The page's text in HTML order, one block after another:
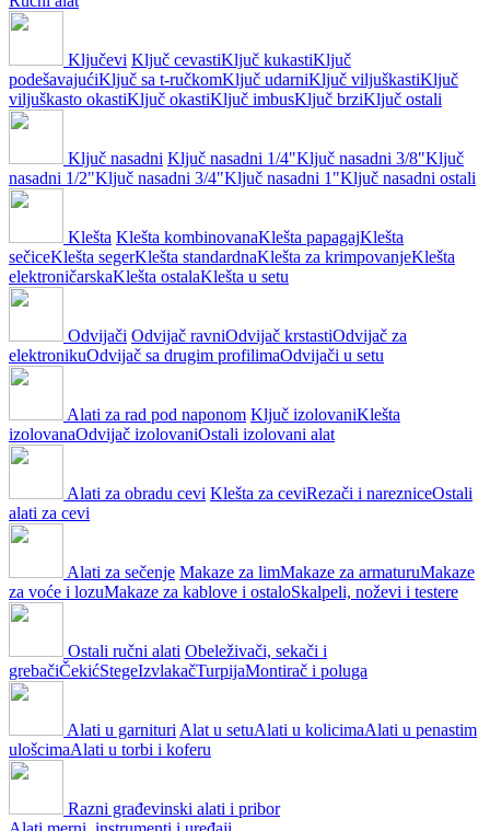
Ključevi Ključ cevastiKljuč kukastiKljuč
podešavajućiKljuč sa t-ručkomKljuč udarniKljuč viljuškastiKljuč
viljuškasto okastiKljuč okastiKljuč imbusKljuč brziKljuč ostali
Ključ nasadni Ključ nasadni 1/4"Ključ nasadni 3/8"Ključ
nasadni 1/2"Ključ nasadni 3/4"Ključ nasadni 1"Ključ nasadni ostali
Klešta Klešta kombinovanaKlešta papagajKlešta
sečiceKlešta segerKlešta standardnaKlešta za krimpovanjeKlešta
elektroničarskaKlešta ostalaKlešta u setu
Odvijači Odvijač ravniOdvijač krstastiOdvijač za
elektronikuOdvijač sa drugim profilimaOdvijači u setu
Alati za rad pod naponom Ključ izolovaniKlešta
izolovanaOdvijač izolovaniOstali izolovani alat
Alati za obradu cevi Klešta za ceviRezači i narezniceOstali
alati za cevi
Alati za sečenje Makaze za limMakaze za armaturuMakaze
za voće i lozuMakaze za kablove i ostaloSkalpeli, noževi i testere
Ostali ručni alati Obeleživači, sekači i
grebačiČekićStegeIzvlakačTurpijaMontirač i poluga
Alati u garnituriAlat u setuAlati u kolicimaAlati u penastim
ulošcimaAlati u torbi i koferu
Razni građevinski alati i pribor